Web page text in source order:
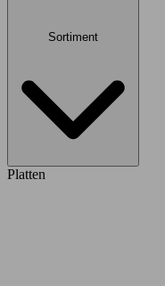
Sortiment
Platten